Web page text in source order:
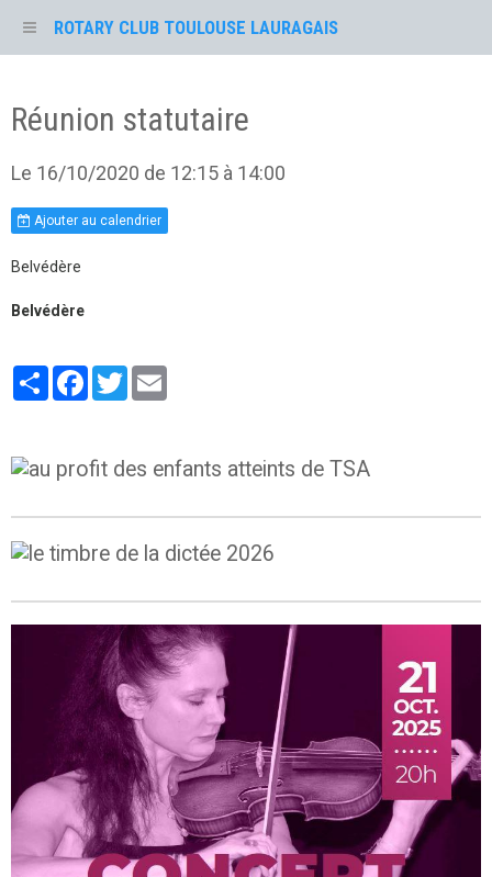
ROTARY CLUB TOULOUSE LAURAGAIS
Réunion statutaire
Le 16/10/2020 de 12:15 à 14:00
Ajouter au calendrier
Belvédère
Belvédère
PartagerFacebook
Twitter